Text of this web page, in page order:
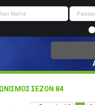
ΣΕΖΟΝ 84